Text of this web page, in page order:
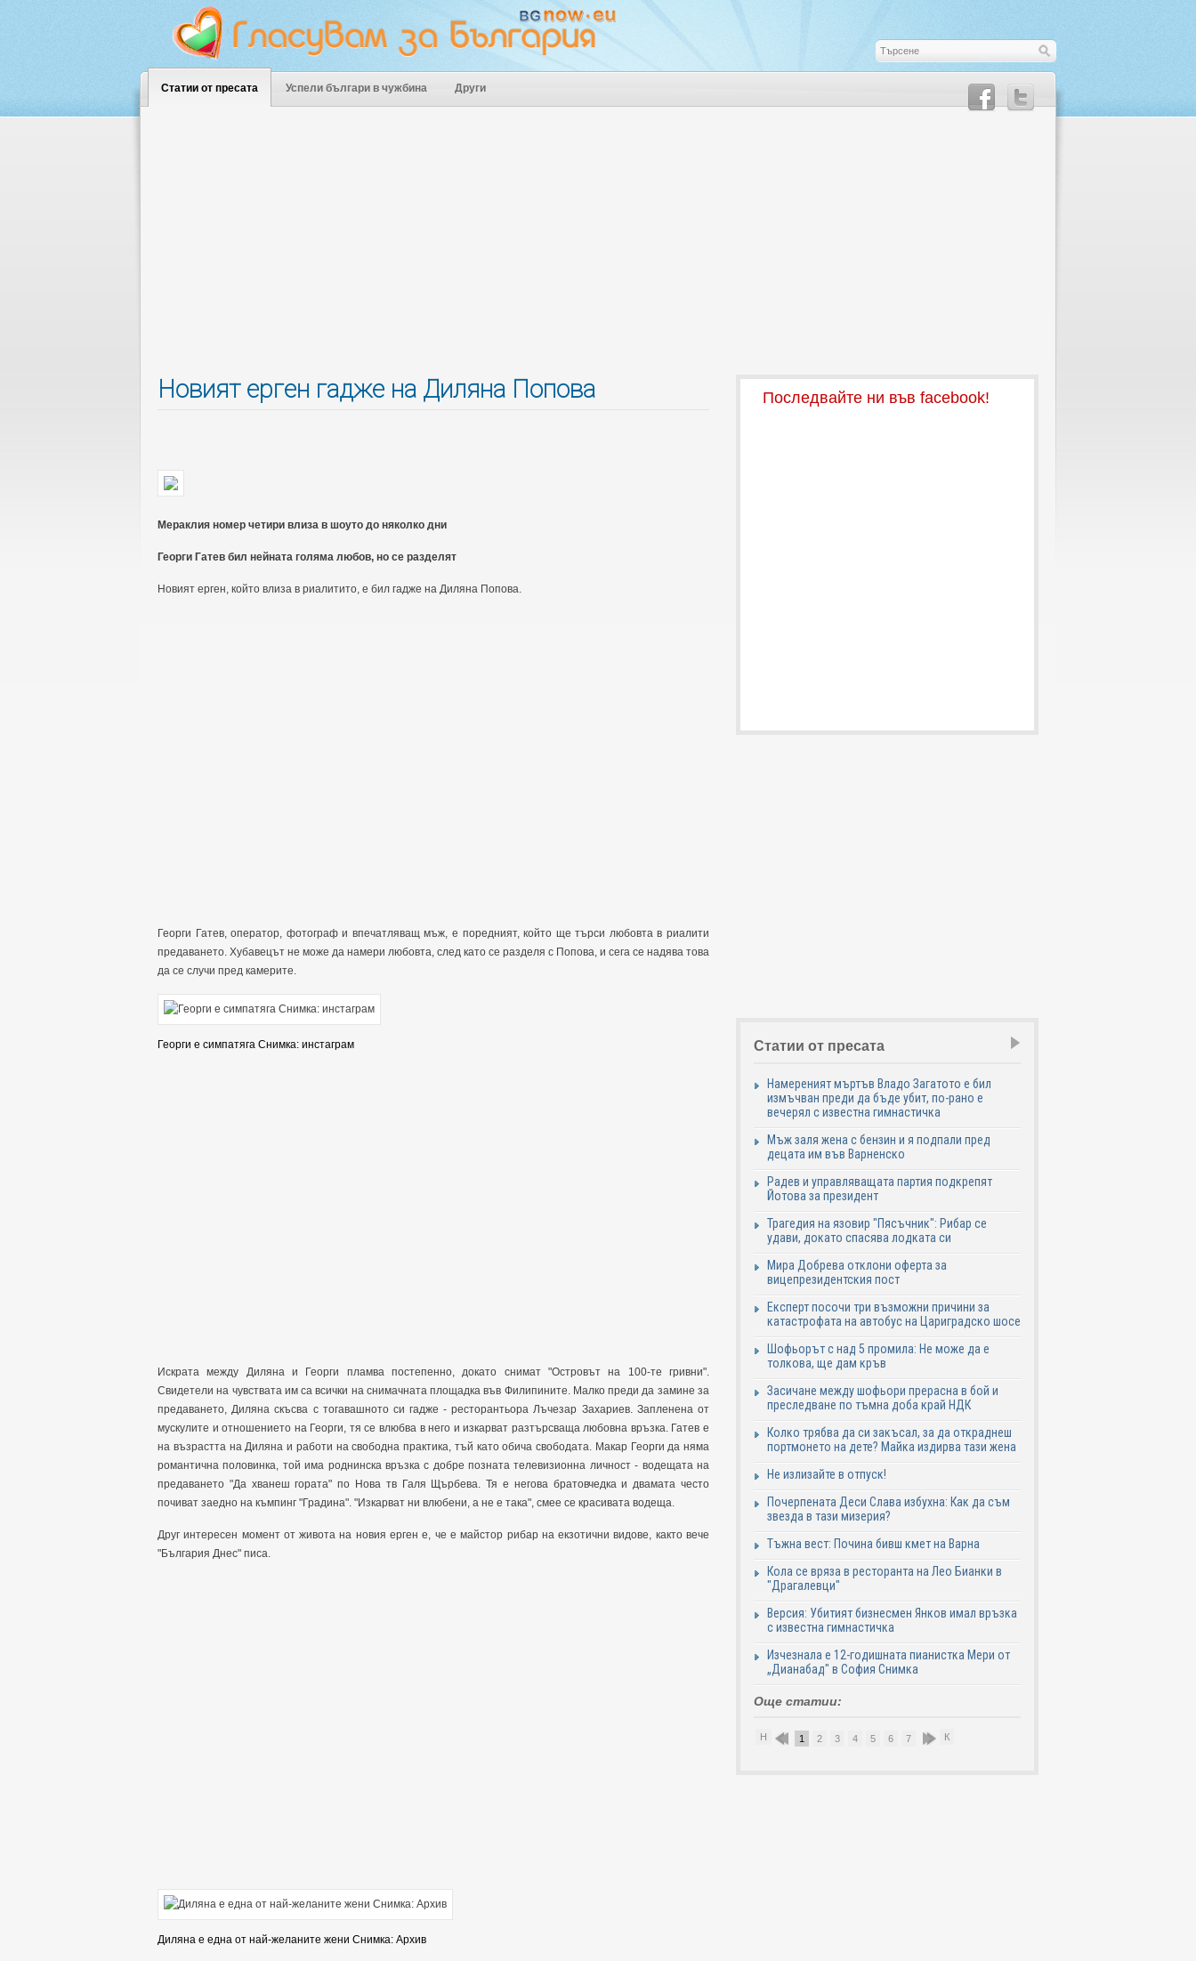
Статии от пресата Успели българи в чужбина Други
Новият ерген гадже на Диляна Попова
Мераклия номер четири влиза в шоуто до няколко дни
Георги Гатев бил нейната голяма любов, но се разделят
Новият ерген, който влиза в риалитито, е бил гадже на Диляна Попова.
Георги Гатев, оператор, фотограф и впечатляващ мъж, е поредният, който ще търси любовта в риалити
предаването. Хубавецът не може да намери любовта, след като се разделя с Попова, и сега се надява това
да се случи пред камерите.
Георги е симпатяга Снимка: инстаграм
Искрата между Диляна и Георги пламва постепенно, докато снимат "Островът на 100-те гривни".
Свидетели на чувствата им са всички на снимачната площадка във Филипините. Малко преди да замине за
предаването, Диляна скъсва с тогавашното си гадже - ресторантьора Лъчезар Захариев. Запленена от
мускулите и отношението на Георги, тя се влюбва в него и изкарват разтърсваща любовна връзка. Гатев е
на възрастта на Диляна и работи на свободна практика, тъй като обича свободата. Макар Георги да няма
романтична половинка, той има роднинска връзка с добре позната телевизионна личност - водещата на
предаването "Да хванеш гората" по Нова тв Галя Щърбева. Тя е негова братовчедка и двамата често
почиват заедно на къмпинг "Градина". "Изкарват ни влюбени, а не е така", смее се красивата водеща.
Друг интересен момент от живота на новия ерген е, че е майстор рибар на екзотични видове, както вече
"България Днес" писа.
Диляна е една от най-желаните жени Снимка: Архив
Последвайте ни във facebook!
Статии от пресата
Намереният мъртъв Владо Загатото е бил
измъчван преди да бъде убит, по-рано е
вечерял с известна гимнастичка
Мъж заля жена с бензин и я подпали пред
децата им във Варненско
Радев и управляващата партия подкрепят
Йотова за президент
Трагедия на язовир "Пясъчник": Рибар се
удави, докато спасява лодката си
Мира Добрева отклони оферта за
вицепрезидентския пост
Експерт посочи три възможни причини за
катастрофата на автобус на Цариградско шосе
Шофьорът с над 5 промила: Не може да е
толкова, ще дам кръв
Засичане между шофьори прерасна в бой и
преследване по тъмна доба край НДК
Колко трябва да си закъсал, за да откраднеш
портмонето на дете? Майка издирва тази жена
Не излизайте в отпуск!
Почерпената Деси Слава избухна: Как да съм
звезда в тази мизерия?
Тъжна вест: Почина бивш кмет на Варна
Кола се вряза в ресторанта на Лео Бианки в
"Драгалевци"
Версия: Убитият бизнесмен Янков имал връзка
с известна гимнастичка
Изчезнала е 12-годишната пианистка Мери от
„Дианабад" в София Снимка
Още статии:
Н 1 2 3 4 5 6 7 8 9К